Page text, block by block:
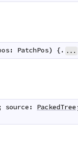
: PatchPos) {. ...
source : PackedTree